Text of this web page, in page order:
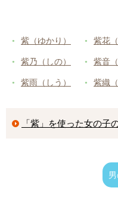
紫（ゆかり）
紫乃（しの）
紫雨（しう）
紫花
紫音
紫織
「紫」を使った女の子